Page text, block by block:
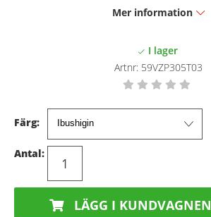
Mer information
Artnr: 59VZP305T03
Färg:
Antal:
LÄGG I KUNDVAGNEN